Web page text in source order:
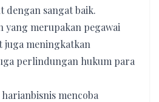
dengan sangat baik.
yang merupakan pegawai
juga meningkatkan
perlindungan hukum para
mencoba